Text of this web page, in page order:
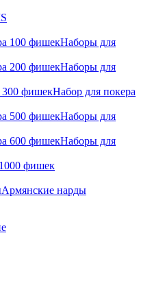
Наборы для
Наборы для
Набор для покера
Наборы для
Наборы для
фишек
Армянские нарды